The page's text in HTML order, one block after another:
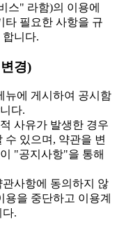
스" 라함)의 이용에
타 필요한 사항을 규
니다.
경)
에 게시하여 공시함
다.
사유가 발생한 경우
수 있으며, 약관을 변
"공지사항"을 통해
사항에 동의하지 않
용을 중단하고 이용계
다.